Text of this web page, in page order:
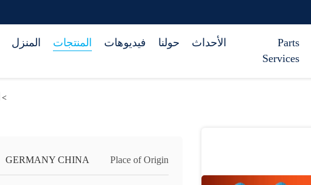
المنزل المنتجات فيديوهات حولنا الأحداث
Parts
Services
>
Place of Origin
GERMANY CHINA